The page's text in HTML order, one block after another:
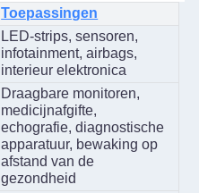
Toepassingen
LED-strips, sensoren,
infotainment, airbags,
interieur elektronica
Draagbare monitoren,
medicijnafgifte,
echografie, diagnostische
apparatuur, bewaking op
afstand van de
gezondheid